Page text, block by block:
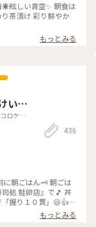
眩しい青空✨️ 朝食は
茶漬け 彩り鮮やか
もっとみる
いら
ロケイ
436
鮭卵店』で🎵 丼
握り１０貫」😆👍
どれもこれも美味
もっとみる